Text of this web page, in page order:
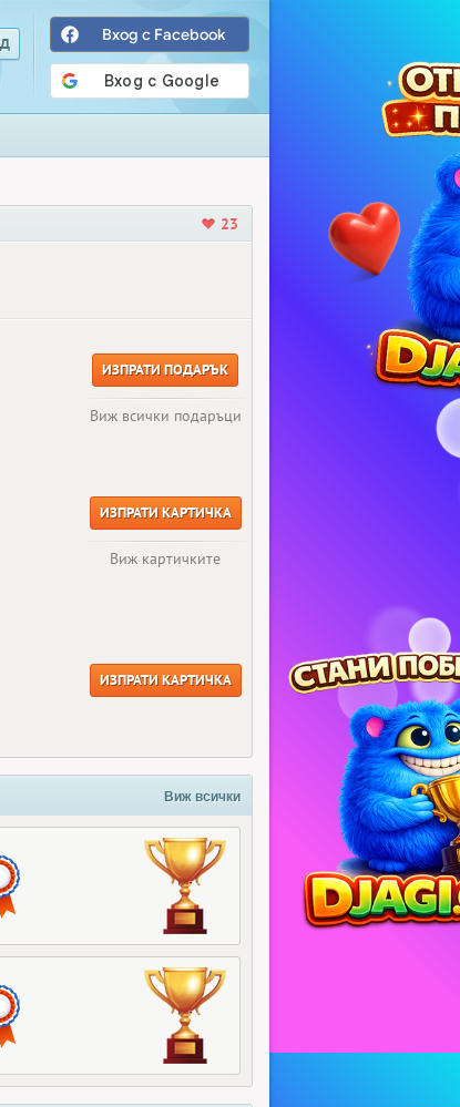
Вход с Facebook
23
ИЗПРАТИ ПОДАРЪК
Виж всички подаръци
ИЗПРАТИ КАРТИЧКА
Виж картичките
ИЗПРАТИ КАРТИЧКА
Виж всички